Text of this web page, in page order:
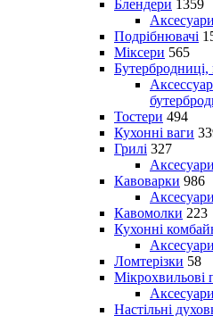
Блендери 1359
Подрібнювачі
Міксери 565
Бутербродниці,
Тостери 494
Кухонні ваги
Грилі 327
Кавоварки 986
Кавомолки 223
Кухонні
Ломтерізки 58
Мікрохвильові
Настільні